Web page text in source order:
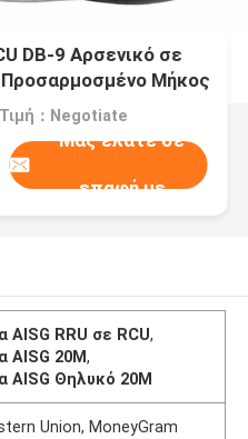
DB-9 Αρσενικό σε
Προσαρμοσμένο Μήκος
Τιμή：Negotiate
Μας ελάτε σε
επαφή με
AISG RRU σε RCU,
AISG 20M,
AISG Θηλυκό 20M
Union, MoneyGram